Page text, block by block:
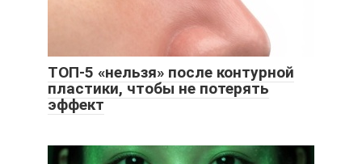
ТОП-5 «нельзя» после контурной
пластики, чтобы не потерять
эффект